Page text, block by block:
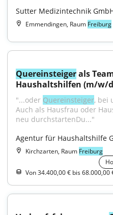
Sutter Medizintechnik
Emmendingen, Raum Freiburg
Quereinsteiger als
Haushaltshilfen (m/w/
"...oder Quereinsteiger, bei
Auch als Hausfrau oder
neu durchstartenDu..."
Agentur für Haushaltshilfe
Kirchzarten, Raum Freiburg
Von 34.400,00 € bis 68.000,00